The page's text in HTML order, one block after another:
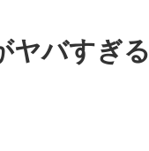
ヤバすぎる